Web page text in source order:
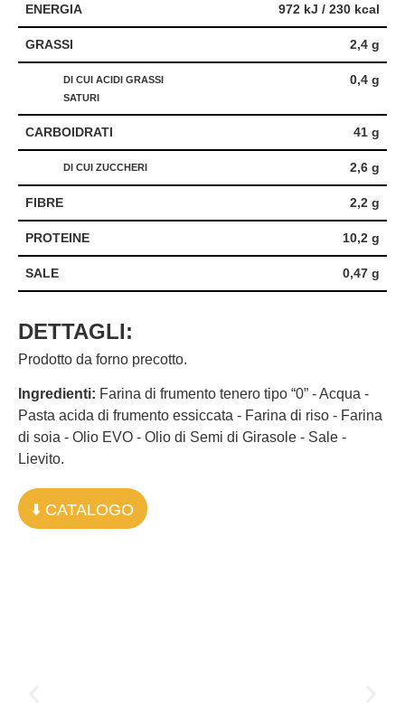
ENERGIA 972 kJ / 230 kcal
GRASSI 2,4 g
DI CUI ACIDI GRASSI
SATURI
0,4 g
CARBOIDRATI 41 g
DI CUI ZUCCHERI 2,6 g
FIBRE 2,2 g
PROTEINE 10,2 g
SALE 0,47 g
DETTAGLI:
Prodotto da forno precotto.
Ingredienti: Farina di frumento tenero tipo “0” - Acqua -
Pasta acida di frumento essiccata - Farina di riso - Farina
di soia - Olio EVO - Olio di Semi di Girasole - Sale -
Lievito.
⬇️ CATALOGO